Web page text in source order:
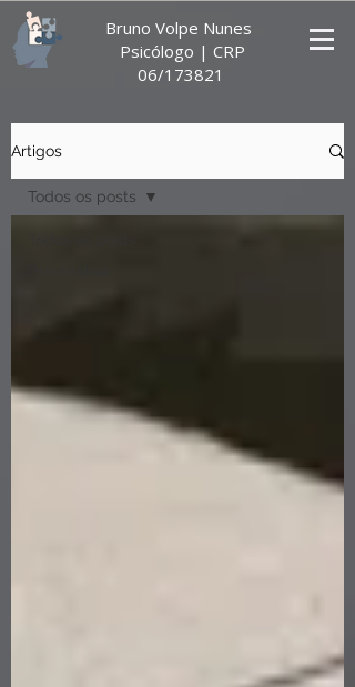
Bruno Volpe Nunes
Psicólogo | CRP
06/173821
Artigos
Todos os posts